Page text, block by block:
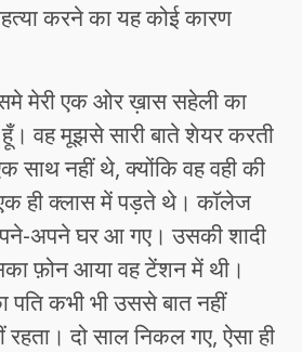
करने का यह कोई कारण
मेरी एक ओर ख़ास सहेली का
वह मूझसे सारी बाते शेयर करती
साथ नहीं थे, क्योंकि वह वही की
ही क्लास में पड़ते थे। काॅलेज
अपने घर आ गए। उसकी शादी
फ़ोन आया वह टेंशन में थी।
कभी भी उससे बात नहीं
रहता। दो साल निकल गए, ऐसा ही